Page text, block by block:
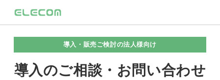
導入・販売ご検討の法人様向け
導入のご相談・お問い合わせ